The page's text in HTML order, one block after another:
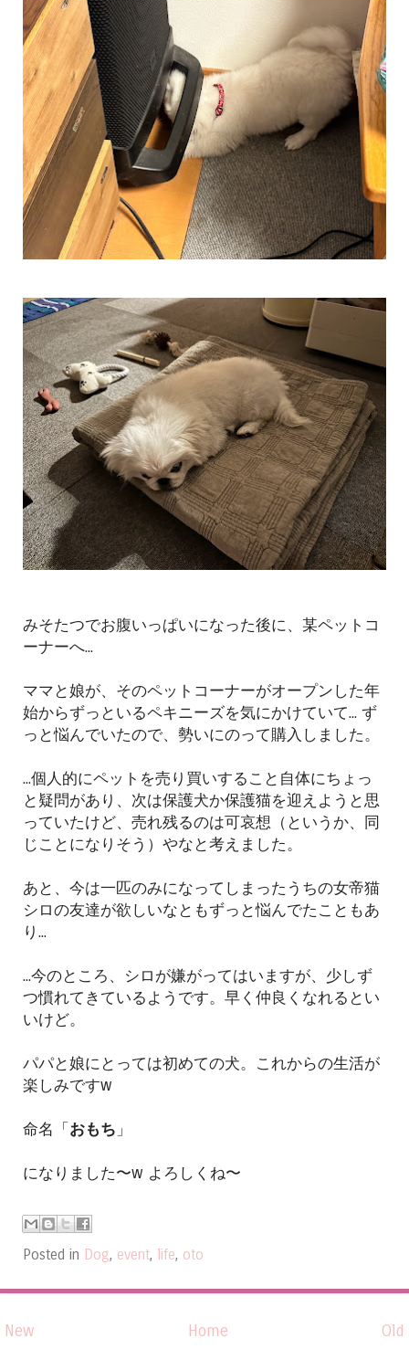
みそたつでお腹いっぱいになった後に、某ペットコ
ーナーへ...
ママと娘が、そのペットコーナーがオープンした年
始からずっといるペキニーズを気にかけていて... ず
っと悩んでいたので、勢いにのって購入しました。
...個人的にペットを売り買いすること自体にちょっ
と疑問があり、次は保護犬か保護猫を迎えようと思
っていたけど、売れ残るのは可哀想（というか、同
じことになりそう）やなと考えました。
あと、今は一匹のみになってしまったうちの女帝猫
シロの友達が欲しいなともずっと悩んでたこともあ
り...
...今のところ、シロが嫌がってはいますが、少しず
つ慣れてきているようです。早く仲良くなれるとい
いけど。
パパと娘にとっては初めての犬。これからの生活が
楽しみですw
命名「 おもち 」
になりました〜w よろしくね〜
Posted in Dog, event, life, oto
New Old
Home